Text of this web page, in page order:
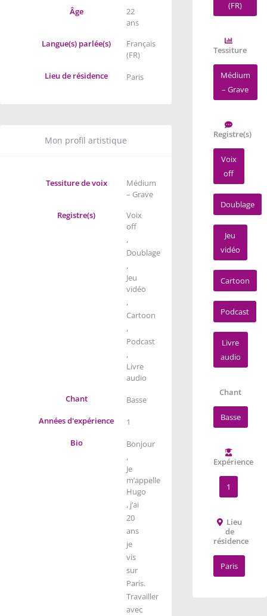
Âge
22
ans
Langue(s) parlée(s)
Français
(FR)
Lieu de résidence
Paris
Mon profil artistique
Tessiture de voix
Médium
– Grave
Registre(s)
Voix
off
,
Doublage
,
Jeu
vidéo
,
Cartoon
,
Podcast
,
Livre
audio
Chant
Basse
Années d'expérience
1
Bio
Bonjour
,
Je
m’appelle
Hugo
, j’ai
20
ans
je
vis
sur
Paris.
Travailler
avec
(FR)
Tessiture
Médium
– Grave
Registre(s)
Voix
off
Doublage
Jeu
vidéo
Cartoon
Podcast
Livre
audio
Chant
Basse
Expérience
1
Lieu
de
résidence
Paris